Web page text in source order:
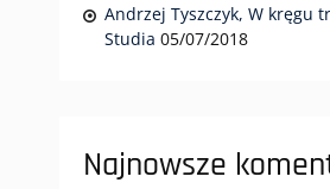
Andrzej Tyszczyk, W kręgu
Studia 05/07/2018
Najnowsze